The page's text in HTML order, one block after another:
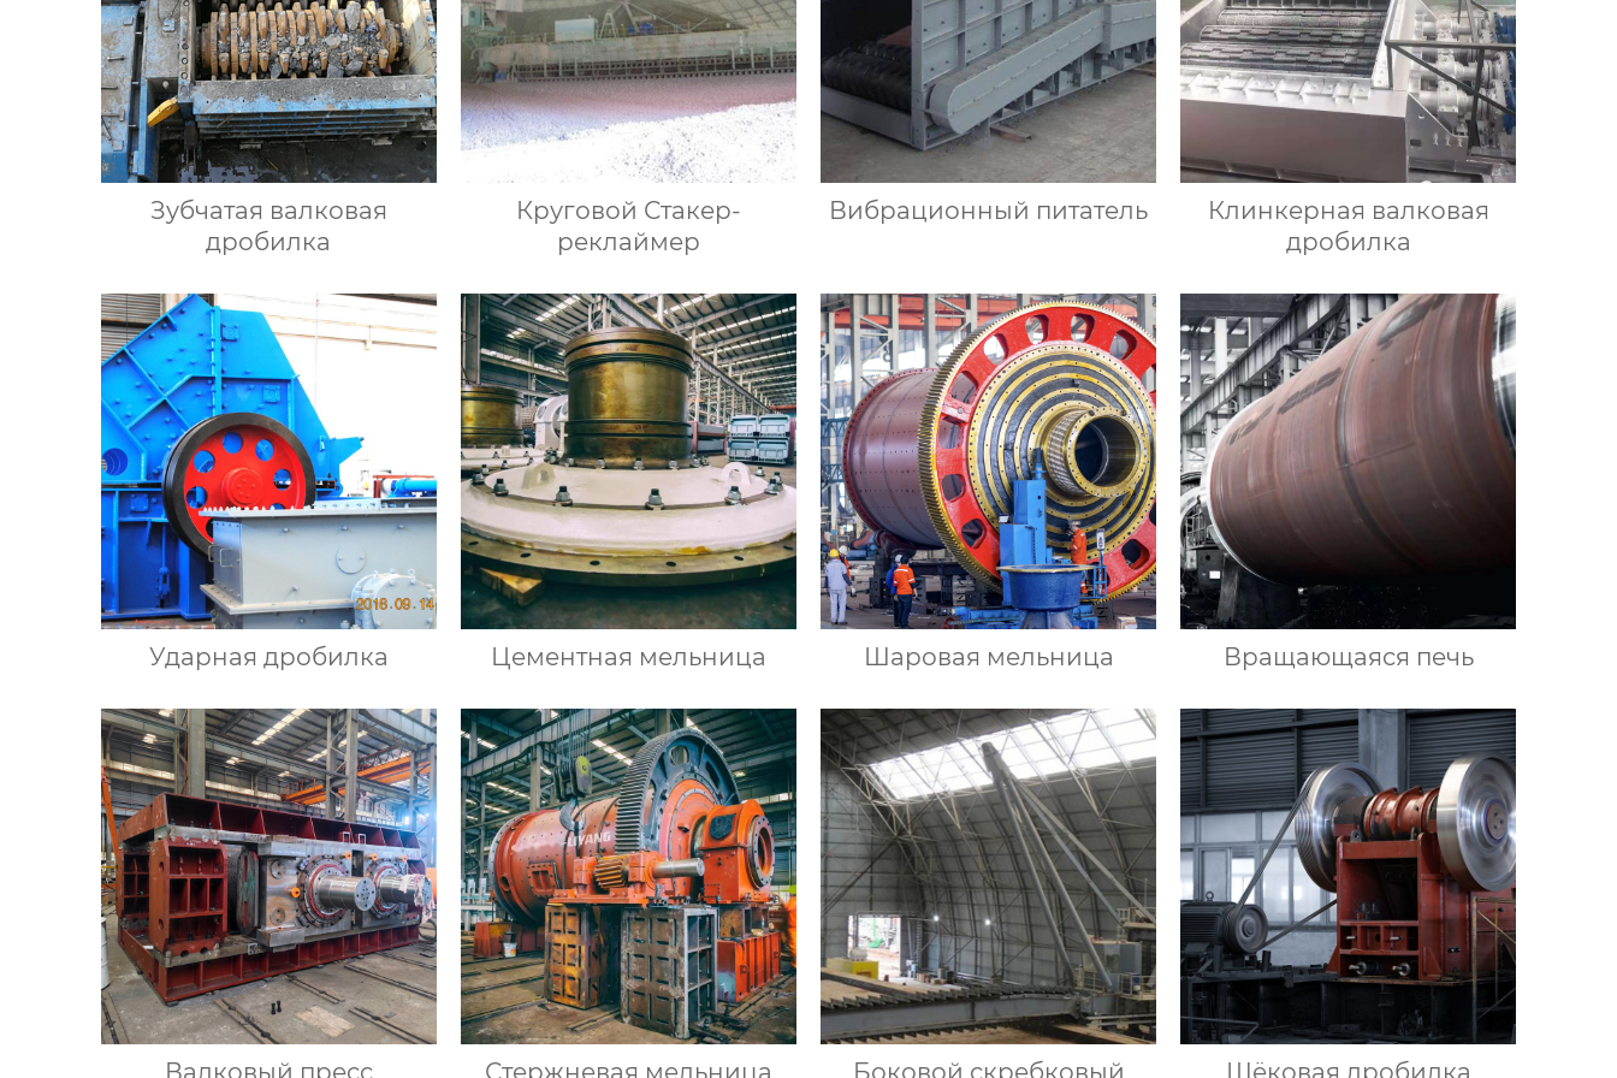
Зубчатая валковая
дробилка
Круговой Стакер-
реклаймер
Вибрационный питатель
Клинкерная валковая
дробилка
Ударная дробилка Цементная мельница Шаровая мельница Вращающаяся печь
Валковый пресс Стержневая мельница Боковой скребковый Щёковая дробилка